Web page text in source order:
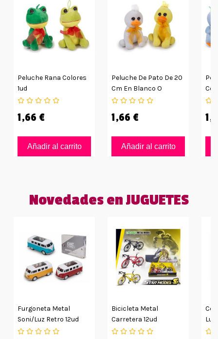
Peluche Rana Colores
1ud
1,66 €
Añadir al carrito
Peluche De Pato De 20
Cm En Blanco O
Amarillo
1,66 €
Añadir al carrito
Novedades en JUGUETES
Furgoneta Metal
Soni/luz Retro 12ud
Bicicleta Metal
Carretera 12ud